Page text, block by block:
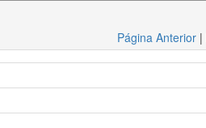
Página Anterior |